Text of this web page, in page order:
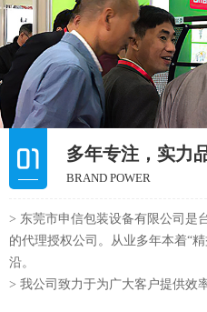
多年专注，实力
BRAND POWER
> 东莞市申信包装设备有限公司是
的代理授权公司。从业多年本着“
沿。
> 我公司致力于为广大客户提供效